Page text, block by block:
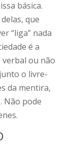
básica.
que
“liga” nada
é a
ou não
o livre-
da mentira,
Não pode